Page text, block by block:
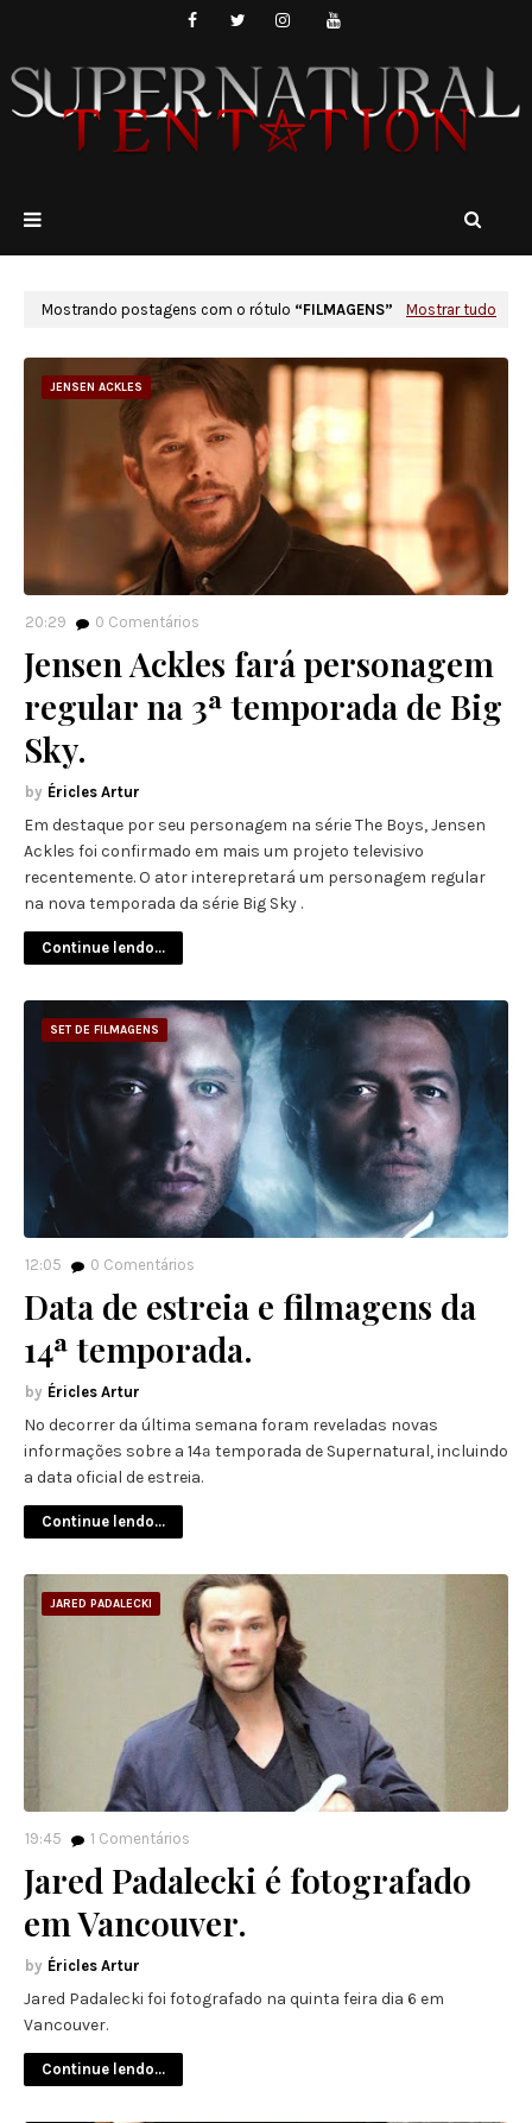
Mostrando postagens com o rótulo FILMAGENS Mostrar tudo
JENSEN ACKLES
20:29 0 Comentários
Jensen Ackles fará personagem
regular na 3ª temporada de Big
Sky.
Éricles Artur
Em destaque por seu personagem na série The Boys, Jensen
Ackles foi confirmado em mais um projeto televisivo
recentemente. O ator interepretará um personagem regular
na nova temporada da série Big Sky .
Continue lendo...
SET DE FILMAGENS
12:05 0 Comentários
Data de estreia e filmagens da
14ª temporada.
Éricles Artur
No decorrer da última semana foram reveladas novas
informações sobre a 14ª temporada de Supernatural, incluindo
a data oficial de estreia.
Continue lendo...
JARED PADALECKI
19:45 1 Comentários
Jared Padalecki é fotografado
em Vancouver.
Éricles Artur
Jared Padalecki foi fotografado na quinta feira dia 6 em
Vancouver.
Continue lendo...